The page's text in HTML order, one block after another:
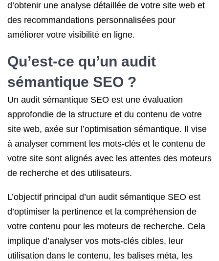
d’obtenir une analyse détaillée de votre site web et
des recommandations personnalisées pour
améliorer votre visibilité en ligne.
Qu’est-ce qu’un audit
sémantique SEO ?
Un audit sémantique SEO est une évaluation
approfondie de la structure et du contenu de votre
site web, axée sur l’optimisation sémantique. Il vise
à analyser comment les mots-clés et le contenu de
votre site sont alignés avec les attentes des moteurs
de recherche et des utilisateurs.
L’objectif principal d’un audit sémantique SEO est
d’optimiser la pertinence et la compréhension de
votre contenu pour les moteurs de recherche. Cela
implique d’analyser vos mots-clés cibles, leur
utilisation dans le contenu, les balises méta, les